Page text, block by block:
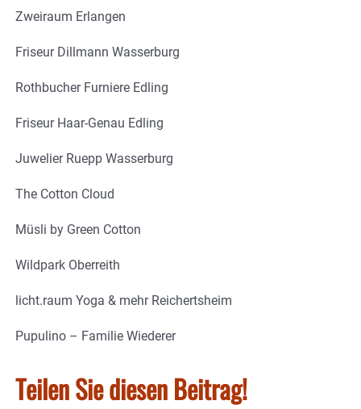
Zweiraum Erlangen
Friseur Dillmann Wasserburg
Rothbucher Furniere Edling
Friseur Haar-Genau Edling
Juwelier Ruepp Wasserburg
The Cotton Cloud
Müsli by Green Cotton
Wildpark Oberreith
licht.raum Yoga & mehr Reichertsheim
Pupulino – Familie Wiederer
Teilen Sie diesen Beitrag!